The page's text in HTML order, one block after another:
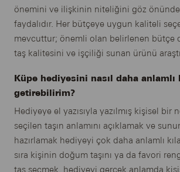
önemini ve ilişkinin niteliğini göz
faydalıdır. Her bütçeye uygun kaliteli
mevcuttur; önemli olan belirlenen bütçe
taş kalitesini ve işçiliği sunan ürünü
Küpe hediyesini nasıl daha anlamlı
getirebilirim?
Hediyeye el yazısıyla yazılmış kişisel bir
seçilen taşın anlamını açıklamak ve
hazırlamak hediyeyi çok daha anlamlı
sıra kişinin doğum taşını ya da favori
taş seçmek, hediyeyi gerçek anlamda